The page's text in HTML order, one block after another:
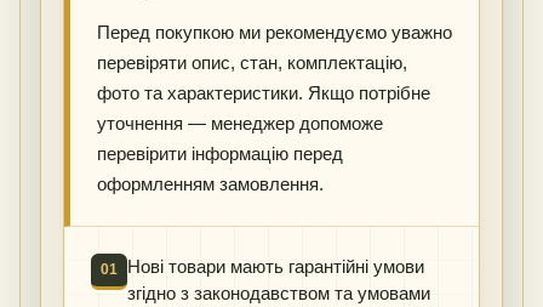
Перед покупкою ми рекомендуємо уважно
перевіряти опис, стан, комплектацію,
фото та характеристики. Якщо потрібне
уточнення — менеджер допоможе
перевірити інформацію перед
оформленням замовлення.
01
Нові товари мають гарантійні умови
згідно з законодавством та умовами